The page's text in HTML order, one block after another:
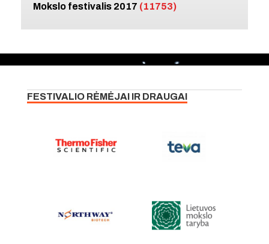
Mokslo festivalis 2017 (11753)
FESTIVALIO RĖMĖJAI IR DRAUGAI